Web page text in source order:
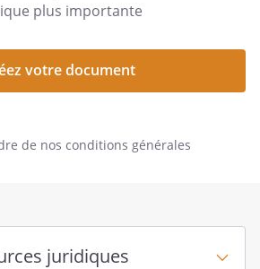
plus importante
votre document
de nos conditions générales
juridiques